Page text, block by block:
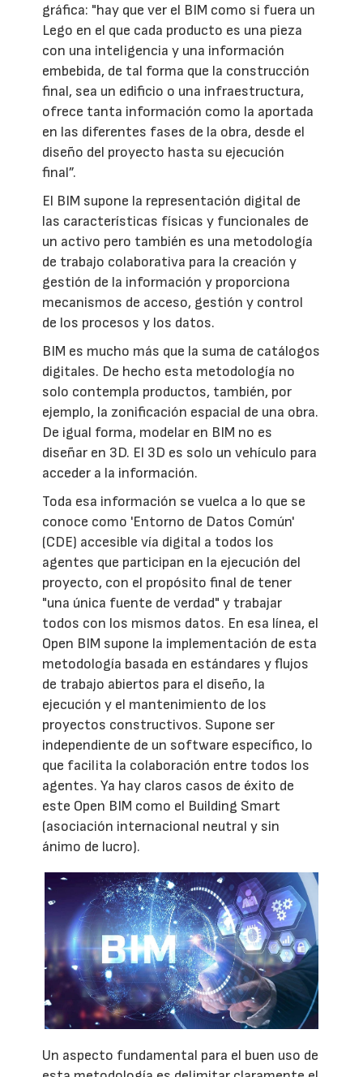
gráfica: "hay que ver el BIM como si fuera un
Lego en el que cada producto es una pieza
con una inteligencia y una información
embebida, de tal forma que la construcción
final, sea un edificio o una infraestructura,
ofrece tanta información como la aportada
en las diferentes fases de la obra, desde el
diseño del proyecto hasta su ejecución
final”.
El BIM supone la representación digital de
las características físicas y funcionales de
un activo pero también es una metodología
de trabajo colaborativa para la creación y
gestión de la información y proporciona
mecanismos de acceso, gestión y control
de los procesos y los datos.
BIM es mucho más que la suma de catálogos
digitales. De hecho esta metodología no
solo contempla productos, también, por
ejemplo, la zonificación espacial de una obra.
De igual forma, modelar en BIM no es
diseñar en 3D. El 3D es solo un vehículo para
acceder a la información.
Toda esa información se vuelca a lo que se
conoce como 'Entorno de Datos Común'
(CDE) accesible vía digital a todos los
agentes que participan en la ejecución del
proyecto, con el propósito final de tener
"una única fuente de verdad" y trabajar
todos con los mismos datos. En esa línea, el
Open BIM supone la implementación de esta
metodología basada en estándares y flujos
de trabajo abiertos para el diseño, la
ejecución y el mantenimiento de los
proyectos constructivos. Supone ser
independiente de un software específico, lo
que facilita la colaboración entre todos los
agentes. Ya hay claros casos de éxito de
este Open BIM como el Building Smart
(asociación internacional neutral y sin
ánimo de lucro).
Un aspecto fundamental para el buen uso de